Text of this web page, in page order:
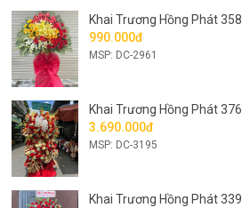
Khai Trương Hồng Phát 358
990.000đ
MSP: DC-2961
Khai Trương Hồng Phát 376
3.690.000đ
MSP: DC-3195
Khai Trương Hồng Phát 339